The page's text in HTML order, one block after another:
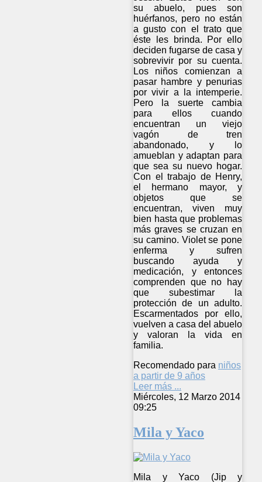
su abuelo, pues son
huérfanos, pero no están
a gusto con el trato que
éste les brinda. Por ello
deciden fugarse de casa y
sobrevivir por su cuenta.
Los niños comienzan a
pasar hambre y penurias
por vivir a la intemperie.
Pero la suerte cambia
para ellos cuando
encuentran un viejo
vagón de tren
abandonado, y lo
amueblan y adaptan para
que sea su nuevo hogar.
Con el trabajo de Henry,
el hermano mayor, y
objetos que se
encuentran, viven muy
bien hasta que problemas
más graves se cruzan en
su camino. Violet se pone
enferma y sufren
buscando ayuda y
medicación, y entonces
comprenden que no hay
que subestimar la
protección de un adulto.
Escarmentados por ello,
vuelven a casa del abuelo
y valoran la vida en
familia.
Recomendado para niños
a partir de 9 años
Leer más ...
Miércoles, 12 Marzo 2014
09:25
Mila y Yaco
Mila y Yaco (Jip y